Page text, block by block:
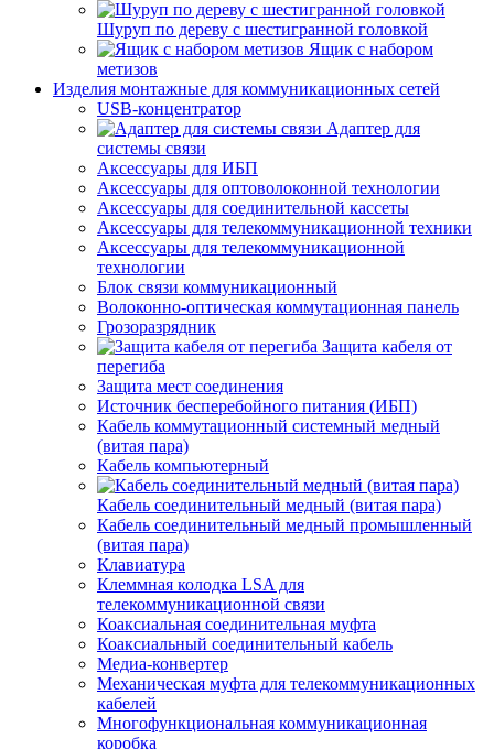
Шуруп по дереву с шестигранной головкой
Ящик с набором
метизов
Изделия монтажные для коммуникационных сетей
USB-концентратор
Адаптер для
системы связи
Аксессуары для ИБП
Аксессуары для оптоволоконной технологии
Аксессуары для соединительной кассеты
Аксессуары для телекоммуникационной техники
Аксессуары для телекоммуникационной
технологии
Блок связи коммуникационный
Волоконно-оптическая коммутационная панель
Грозоразрядник
Защита кабеля от
перегиба
Защита мест соединения
Источник бесперебойного питания (ИБП)
Кабель коммутационный системный медный
(витая пара)
Кабель компьютерный
Кабель соединительный медный (витая пара)
Кабель соединительный медный промышленный
(витая пара)
Клавиатура
Клеммная колодка LSA для
телекоммуникационной связи
Коаксиальная соединительная муфта
Коаксиальный соединительный кабель
Медиа-конвертер
Механическая муфта для телекоммуникационных
кабелей
Многофункциональная коммуникационная
коробка